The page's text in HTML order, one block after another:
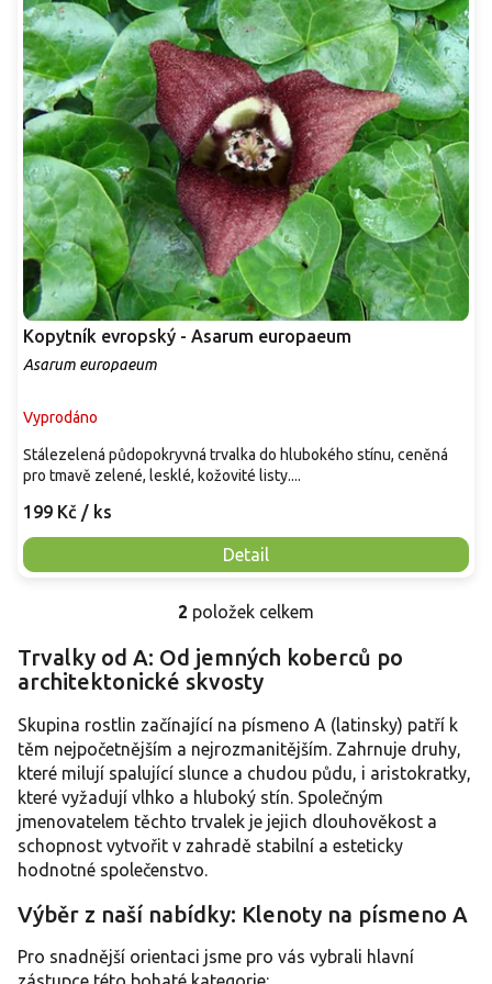
Kopytník evropský - Asarum europaeum
Asarum europaeum
Vyprodáno
199 Kč / ks
Detail
Stálezelená půdopokryvná trvalka do hlubokého stínu, ceněná
pro tmavě zelené, lesklé, kožovité listy....
O
l
á
a
c
í
p
r
v
k
ý
i
s
2 položek celkem
Trvalky od A: Od jemných koberců po
architektonické skvosty
Skupina rostlin začínající na písmeno A (latinsky) patří k
těm nejpočetnějším a nejrozmanitějším. Zahrnuje druhy,
které milují spalující slunce a chudou půdu, i aristokratky,
které vyžadují vlhko a hluboký stín. Společným
jmenovatelem těchto trvalek je jejich dlouhověkost a
schopnost vytvořit v zahradě stabilní a esteticky
hodnotné společenstvo.
Výběr z naší nabídky: Klenoty na písmeno A
Pro snadnější orientaci jsme pro vás vybrali hlavní